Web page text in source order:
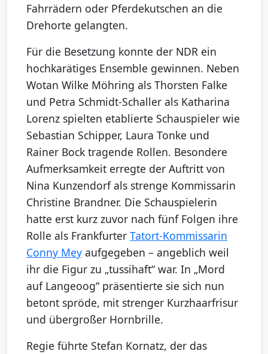
Fahrrädern oder Pferdekutschen an die
Drehorte gelangten.
Für die Besetzung konnte der NDR ein
hochkarätiges Ensemble gewinnen. Neben
Wotan Wilke Möhring als Thorsten Falke
und Petra Schmidt-Schaller als Katharina
Lorenz spielten etablierte Schauspieler wie
Sebastian Schipper, Laura Tonke und
Rainer Bock tragende Rollen. Besondere
Aufmerksamkeit erregte der Auftritt von
Nina Kunzendorf als strenge Kommissarin
Christine Brandner. Die Schauspielerin
hatte erst kurz zuvor nach fünf Folgen ihre
Rolle als Frankfurter Tatort-Kommissarin
Conny Mey aufgegeben – angeblich weil
ihr die Figur zu „tussihaft“ war. In „Mord
auf Langeoog“ präsentierte sie sich nun
betont spröde, mit strenger Kurzhaarfrisur
und übergroßer Hornbrille.
Regie führte Stefan Kornatz, der das